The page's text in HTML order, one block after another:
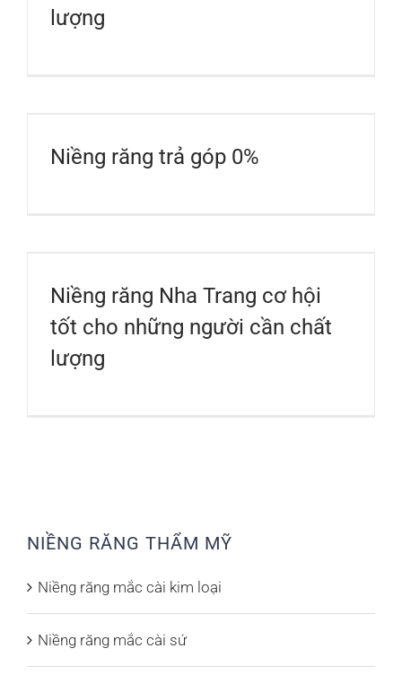
lượng
Niềng răng trả góp 0%
Niềng răng Nha Trang cơ hội
tốt cho những người cần chất
lượng
NIỀNG RĂNG THẨM MỸ
Niềng răng mắc cài kim loại
Niềng răng mắc cài sứ